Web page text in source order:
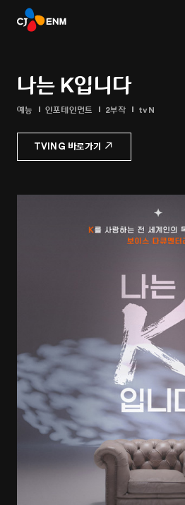
나는 K입니다
예능 인포테인먼트 2부작 tvN
TVING 바로가기